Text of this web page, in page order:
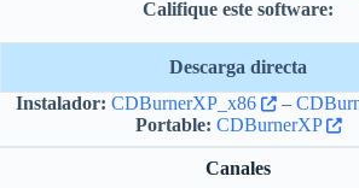
Califique este software:
Descarga directa
Instalador: CDBurnerXP_x86 –
Portable: CDBurnerXP
Canales